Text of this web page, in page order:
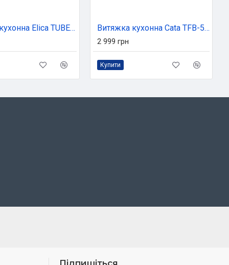
Витяжка кухонна Elica TUBE PRO ISLAND BL MAT/A/43 Витяжка кухонна Cata TFB-5160 WH (02034107)
2 999 грн
Купити
Підпишіться